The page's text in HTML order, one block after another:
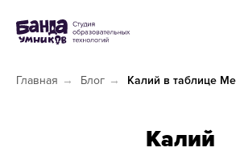
Главная → Блог → Калий в таблице
Калий